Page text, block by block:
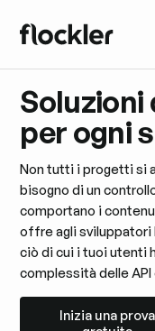
Soluzioni
per ogni
Non tutti i progetti si
bisogno di un
comportano i
offre agli
ciò di cui i tuoi utenti
complessità delle
Inizia una prova